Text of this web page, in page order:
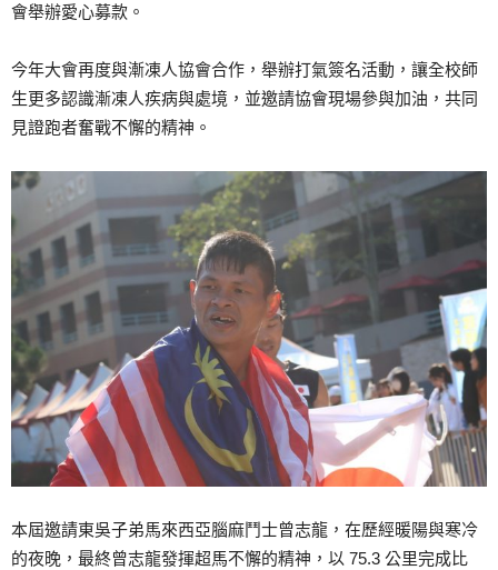
會舉辦愛心募款。
今年大會再度與漸凍人協會合作，舉辦打氣簽名活動，讓全校師
生更多認識漸凍人疾病與處境，並邀請協會現場參與加油，共同
見證跑者奮戰不懈的精神。
本屆邀請東吳子弟馬來西亞腦麻鬥士曾志龍，在歷經暖陽與寒冷
的夜晚，最終曾志龍發揮超馬不懈的精神，以 75.3 公里完成比